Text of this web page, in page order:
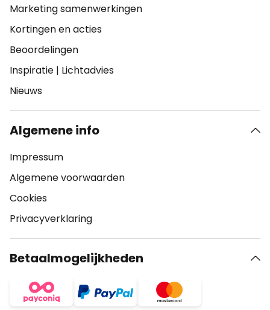
Marketing samenwerkingen
Kortingen en acties
Beoordelingen
Inspiratie | Lichtadvies
Nieuws
Algemene info
Impressum
Algemene voorwaarden
Cookies
Privacyverklaring
Betaalmogelijkheden